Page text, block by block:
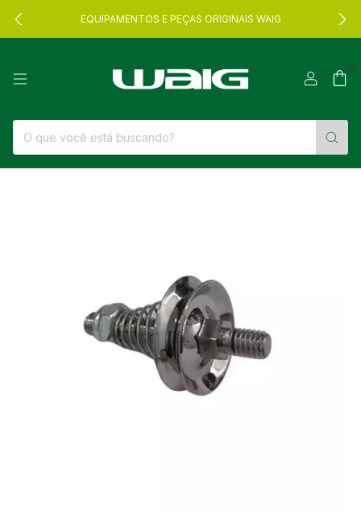
EQUIPAMENTOS E PEÇAS ORIGINAIS WAIG
0